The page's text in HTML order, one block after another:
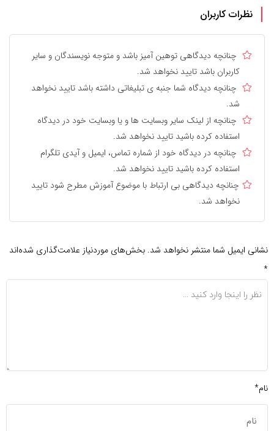
نظرات کاربران
چنانچه دیدگاهی توهین آمیز باشد و متوجه نویسندگان و سایر
کاربران باشد تایید نخواهد شد.
چنانچه دیدگاه شما جنبه ی تبلیغاتی داشته باشد تایید نخواهد
شد.
چنانچه از لینک سایر وبسایت ها و یا وبسایت خود در دیدگاه
استفاده کرده باشید تایید نخواهد شد.
چنانچه در دیدگاه خود از شماره تماس، ایمیل و آیدی تلگرام
استفاده کرده باشید تایید نخواهد شد.
چنانچه دیدگاهی بی ارتباط با موضوع آموزش مطرح شود تایید
نخواهد شد.
نشانی ایمیل شما منتشر نخواهد شد. بخش‌های موردنیاز علامت‌گذاری شده‌اند
*
نام*